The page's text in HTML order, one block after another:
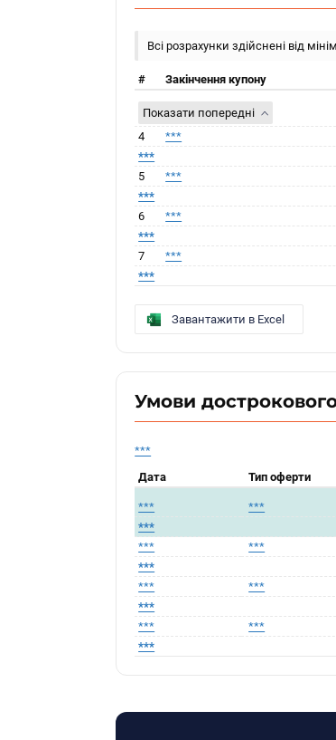
Всі розрахунки здійснені від
# Закінчення купону
Показати попередні
4
***
***
5
***
***
6
***
***
7
***
***
Завантажити в Excel
Умови
***
Дата
Тип оферти
*** ***
***
***
***
***
***
***
***
***
***
***